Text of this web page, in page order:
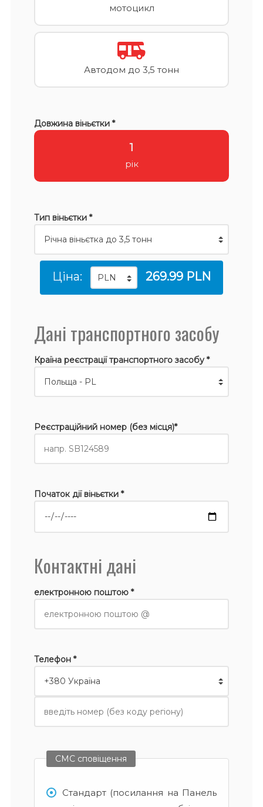
мотоцикл
Автодом до 3,5 тонн
Довжина віньєтки *
1
рік
Тип віньєтки *
Ціна: 269.99 PLN
Дані транспортного засобу
Країна реєстрації транспортного засобу *
Реєстраційний номер (без місця)*
Початок дії віньєтки *
Контактні дані
електронною поштою *
Телефон *
СМС сповіщення
Стандарт (посилання на Панель